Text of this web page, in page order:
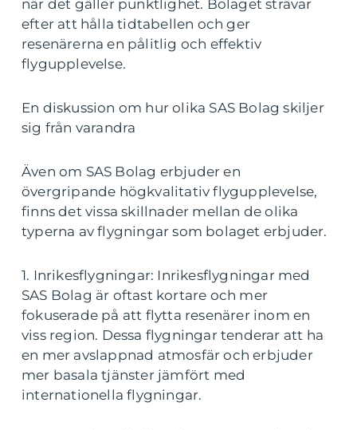
när det gäller punktlighet. Bolaget strävar
efter att hålla tidtabellen och ger
resenärerna en pålitlig och effektiv
flygupplevelse.
En diskussion om hur olika SAS Bolag skiljer
sig från varandra
Även om SAS Bolag erbjuder en
övergripande högkvalitativ flygupplevelse,
finns det vissa skillnader mellan de olika
typerna av flygningar som bolaget erbjuder.
1. Inrikesflygningar: Inrikesflygningar med
SAS Bolag är oftast kortare och mer
fokuserade på att flytta resenärer inom en
viss region. Dessa flygningar tenderar att ha
en mer avslappnad atmosfär och erbjuder
mer basala tjänster jämfört med
internationella flygningar.